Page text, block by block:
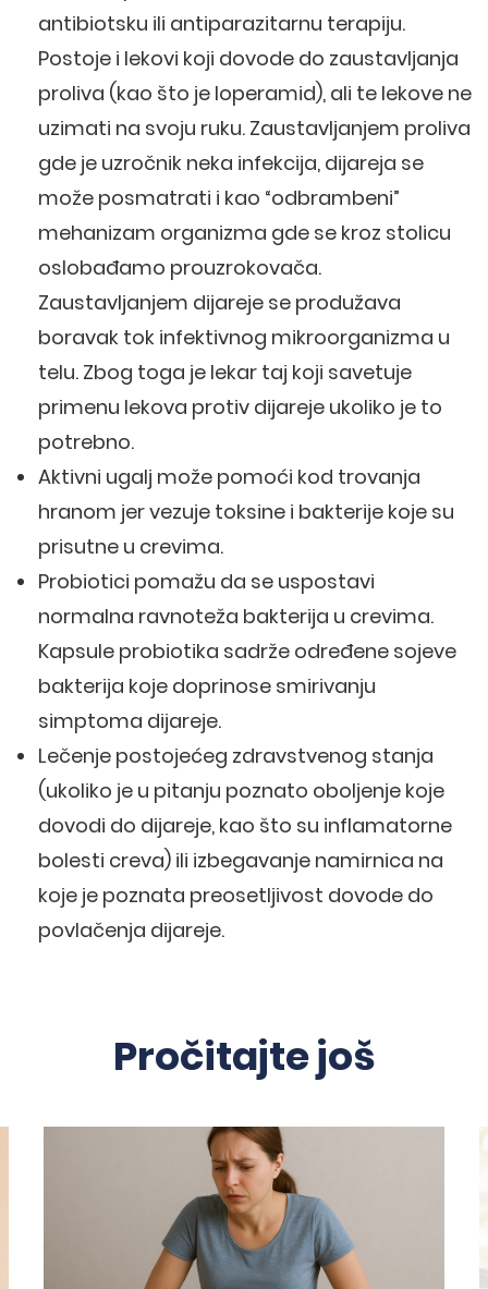
antibiotsku ili antiparazitarnu terapiju.
Postoje i lekovi koji dovode do zaustavljanja
proliva (kao što je loperamid), ali te lekove ne
uzimati na svoju ruku. Zaustavljanjem proliva
gde je uzročnik neka infekcija, dijareja se
može posmatrati i kao “odbrambeni”
mehanizam organizma gde se kroz stolicu
oslobađamo prouzrokovača.
Zaustavljanjem dijareje se produžava
boravak tok infektivnog mikroorganizma u
telu. Zbog toga je lekar taj koji savetuje
primenu lekova protiv dijareje ukoliko je to
potrebno.
Aktivni ugalj može pomoći kod trovanja
hranom jer vezuje toksine i bakterije koje su
prisutne u crevima.
Probiotici pomažu da se uspostavi
normalna ravnoteža bakterija u crevima.
Kapsule probiotika sadrže određene sojeve
bakterija koje doprinose smirivanju
simptoma dijareje.
Lečenje postojećeg zdravstvenog stanja
(ukoliko je u pitanju poznato oboljenje koje
dovodi do dijareje, kao što su inflamatorne
bolesti creva) ili izbegavanje namirnica na
koje je poznata preosetljivost dovode do
povlačenja dijareje.
Pročitajte još